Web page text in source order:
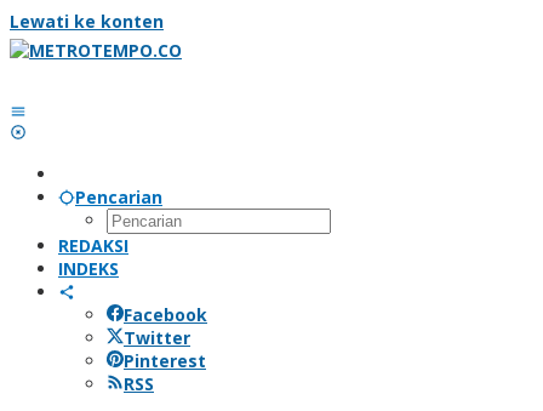
Lewati ke konten
Pencarian
REDAKSI
INDEKS
Facebook
Twitter
Pinterest
RSS